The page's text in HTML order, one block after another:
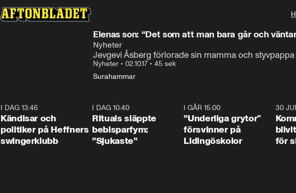
Elenas son: “Det som att man bara går och
Nyheter
Jevgevi Åsberg förlorade sin mamma och
Nyheter • 02.10.17 • 45 sek
Surahammar
I DAG 13:46
Kändisar och
politiker på Heffners
swingerklubb
I DAG 10:40
Rituals släppte
bebisparfym:
”Sjukaste”
I GÅR 15:00
”Underliga grytor"
försvinner på
Lidingöskolor
30
för